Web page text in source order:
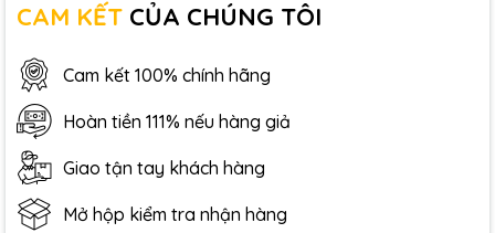
CAM KẾT CỦA CHÚNG TÔI
Cam kết 100% chính hãng
Hoàn tiền 111% nếu hàng giả
Giao tận tay khách hàng
Mở hộp kiểm tra nhận hàng